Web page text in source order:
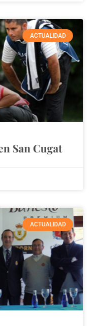
ACTUALIDAD
San Cugat
ACTUALIDAD